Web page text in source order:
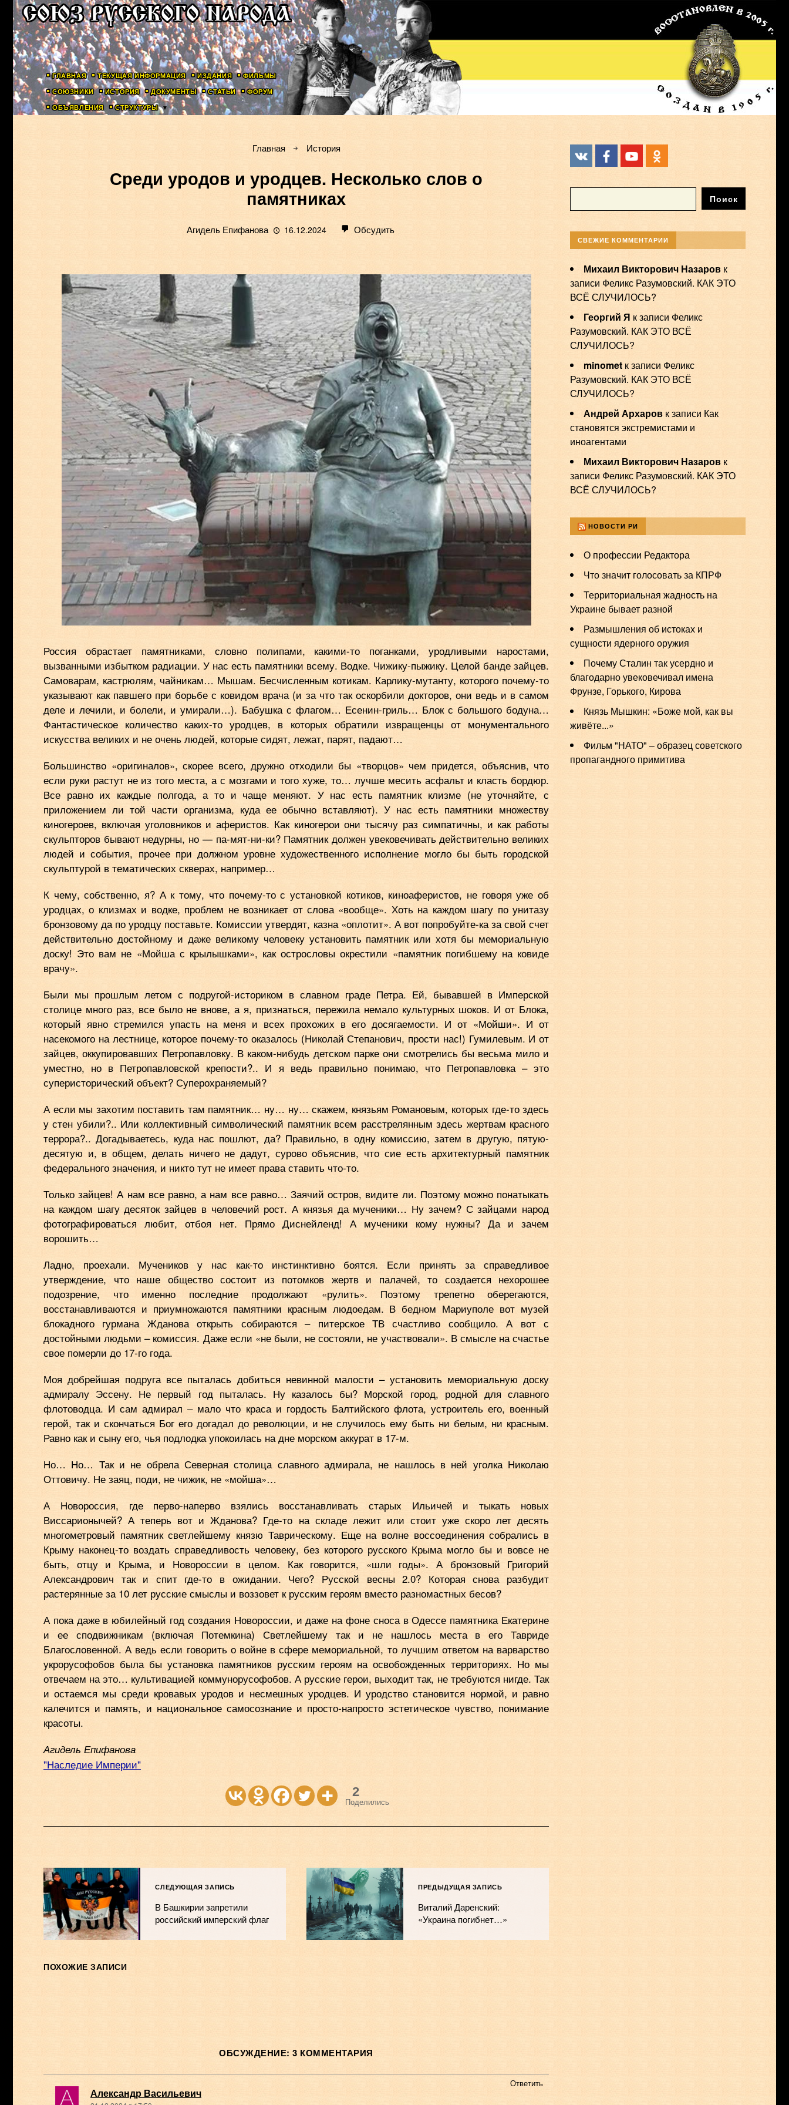
ГЛАВНАЯ ТЕКУЩАЯ ИНФОРМАЦИЯ ИЗДАНИЯ ФИЛЬМЫ
СОЮЗНИКИ ИСТОРИЯ ДОКУМЕНТЫ СТАТЬИ ФОРУМ
ОБЪЯВЛЕНИЯ СТРУКТУРЫ
Главная История
Среди уродов и уродцев. Несколько слов о
памятниках
Агидель Епифанова 16.12.2024 Обсудить
Россия обрастает памятниками, словно полипами, какими-то поганками, уродливыми наростами,
вызванными избытком радиации. У нас есть памятники всему. Водке. Чижику-пыжику. Целой банде зайцев.
Самоварам, кастрюлям, чайникам… Мышам. Бесчисленным котикам. Карлику-мутанту, которого почему-то
указывают как павшего при борьбе с ковидом врача (и за что так оскорбили докторов, они ведь и в самом
деле и лечили, и болели, и умирали…). Бабушка с флагом… Есенин-гриль… Блок с большого бодуна…
Фантастическое количество каких-то уродцев, в которых обратили извращенцы от монументального
искусства великих и не очень людей, которые сидят, лежат, парят, падают…
Большинство «оригиналов», скорее всего, дружно отходили бы «творцов» чем придется, объяснив, что
если руки растут не из того места, а с мозгами и того хуже, то… лучше месить асфальт и класть бордюр.
Все равно их каждые полгода, а то и чаще меняют. У нас есть памятник клизме (не уточняйте, с
приложением ли той части организма, куда ее обычно вставляют). У нас есть памятники множеству
киногероев, включая уголовников и аферистов. Как киногерои они тысячу раз симпатичны, и как работы
скульпторов бывают недурны, но — па-мят-ни-ки? Памятник должен увековечивать действительно великих
людей и события, прочее при должном уровне художественного исполнение могло бы быть городской
скульптурой в тематических скверах, например…
К чему, собственно, я? А к тому, что почему-то с установкой котиков, киноаферистов, не говоря уже об
уродцах, о клизмах и водке, проблем не возникает от слова «вообще». Хоть на каждом шагу по унитазу
бронзовому да по уродцу поставьте. Комиссии утвердят, казна «оплотит». А вот попробуйте-ка за свой счет
действительно достойному и даже великому человеку установить памятник или хотя бы мемориальную
доску! Это вам не «Мойша с крылышками», как острословы окрестили «памятник погибшему на ковиде
врачу».
Были мы прошлым летом с подругой-историком в славном граде Петра. Ей, бывавшей в Имперской
столице много раз, все было не внове, а я, признаться, пережила немало культурных шоков. И от Блока,
который явно стремился упасть на меня и всех прохожих в его досягаемости. И от «Мойши». И от
насекомого на лестнице, которое почему-то оказалось (Николай Степанович, прости нас!) Гумилевым. И от
зайцев, оккупировавших Петропавловку. В каком-нибудь детском парке они смотрелись бы весьма мило и
уместно, но в Петропавловской крепости?.. И я ведь правильно понимаю, что Петропавловка – это
суперисторический объект? Суперохраняемый?
А если мы захотим поставить там памятник… ну… ну… скажем, князьям Романовым, которых где-то здесь
у стен убили?.. Или коллективный символический памятник всем расстрелянным здесь жертвам красного
террора?.. Догадываетесь, куда нас пошлют, да? Правильно, в одну комиссию, затем в другую, пятую-
десятую и, в общем, делать ничего не дадут, сурово объяснив, что сие есть архитектурный памятник
федерального значения, и никто тут не имеет права ставить что-то.
Только зайцев! А нам все равно, а нам все равно… Заячий остров, видите ли. Поэтому можно понатыкать
на каждом шагу десяток зайцев в человечий рост. А князья да мученики… Ну зачем? С зайцами народ
фотографироваться любит, отбоя нет. Прямо Диснейленд! А мученики кому нужны? Да и зачем
ворошить…
Ладно, проехали. Мучеников у нас как-то инстинктивно боятся. Если принять за справедливое
утверждение, что наше общество состоит из потомков жертв и палачей, то создается нехорошее
подозрение, что именно последние продолжают «рулить». Поэтому трепетно оберегаются,
восстанавливаются и приумножаются памятники красным людоедам. В бедном Мариуполе вот музей
блокадного гурмана Жданова открыть собираются – питерское ТВ счастливо сообщило. А вот с
достойными людьми – комиссия. Даже если «не были, не состояли, не участвовали». В смысле на счастье
свое померли до 17-го года.
Моя добрейшая подруга все пыталась добиться невинной малости – установить мемориальную доску
адмиралу Эссену. Не первый год пыталась. Ну казалось бы? Морской город, родной для славного
флотоводца. И сам адмирал – мало что краса и гордость Балтийского флота, устроитель его, военный
герой, так и скончаться Бог его догадал до революции, и не случилось ему быть ни белым, ни красным.
Равно как и сыну его, чья подлодка упокоилась на дне морском аккурат в 17-м.
Но… Но… Так и не обрела Северная столица славного адмирала, не нашлось в ней уголка Николаю
Оттовичу. Не заяц, поди, не чижик, не «мойша»…
А Новороссия, где перво-наперво взялись восстанавливать старых Ильичей и тыкать новых
Виссарионычей? А теперь вот и Жданова? Где-то на складе лежит или стоит уже скоро лет десять
многометровый памятник светлейшему князю Таврическому. Еще на волне воссоединения собрались в
Крыму наконец-то воздать справедливость человеку, без которого русского Крыма могло бы и вовсе не
быть, отцу и Крыма, и Новороссии в целом. Как говорится, «шли годы». А бронзовый Григорий
Александрович так и спит где-то в ожидании. Чего? Русской весны 2.0? Которая снова разбудит
растерянные за 10 лет русские смыслы и воззовет к русским героям вместо разномастных бесов?
А пока даже в юбилейный год создания Новороссии, и даже на фоне сноса в Одессе памятника Екатерине
и ее сподвижникам (включая Потемкина) Светлейшему так и не нашлось места в его Тавриде
Благословенной. А ведь если говорить о войне в сфере мемориальной, то лучшим ответом на варварство
укрорусофобов была бы установка памятников русским героям на освобожденных территориях. Но мы
отвечаем на это… культивацией коммунорусофобов. А русские герои, выходит так, не требуются нигде. Так
и остаемся мы среди кровавых уродов и несмешных уродцев. И уродство становится нормой, и равно
калечится и память, и национальное самосознание и просто-напросто эстетическое чувство, понимание
красоты.
Агидель Епифанова
"Наследие Империи"
2
Поделились
СЛЕДУЮЩАЯ ЗАПИСЬ
В Башкирии запретили
российский имперский флаг
ПРЕДЫДУЩАЯ ЗАПИСЬ
Виталий Даренский:
«Украина погибнет…»
ПОХОЖИЕ ЗАПИСИ
ОБСУЖДЕНИЕ: 3 КОММЕНТАРИЯ
Александр Васильевич
Ответить
СВЕЖИЕ КОММЕНТАРИИ
Михаил Викторович Назаровк
записи Феликс Разумовский. КАК ЭТО
ВСЁ СЛУЧИЛОСЬ?
Георгий Я к записи Феликс
Разумовский. КАК ЭТО ВСЁ
СЛУЧИЛОСЬ?
minometк записи Феликс
Разумовский. КАК ЭТО ВСЁ
СЛУЧИЛОСЬ?
Андрей Архаровк записи Как
становятся экстремистами и
иноагентами
Михаил Викторович Назаровк
записи Феликс Разумовский. КАК ЭТО
ВСЁ СЛУЧИЛОСЬ?
НОВОСТИ РИ
О профессии Редактора
Что значит голосовать за КПРФ
Территориальная жадность на
Украине бывает разной
Размышления об истоках и
сущности ядерного оружия
Почему Сталин так усердно и
благодарно увековечивал имена
Фрунзе, Горького, Кирова
Князь Мышкин: «Боже мой, как вы
живёте...»
Фильм "НАТО" ‒ образец советского
пропагандного примитива